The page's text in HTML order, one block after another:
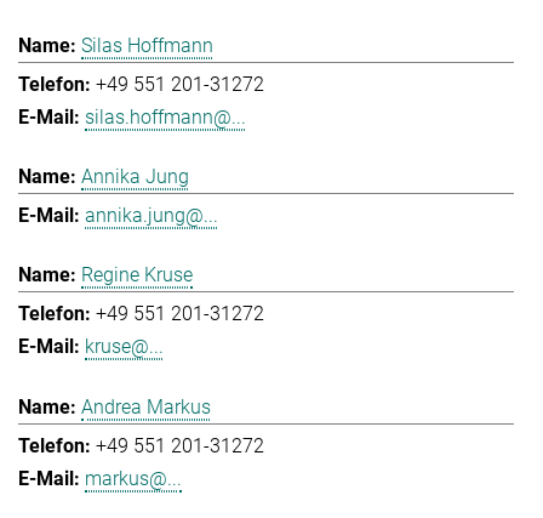
Silas Hoffmann
+49 551 201-31272
silas.hoffmann@...
Annika Jung
annika.jung@...
Regine Kruse
+49 551 201-31272
kruse@...
Andrea Markus
+49 551 201-31272
markus@...